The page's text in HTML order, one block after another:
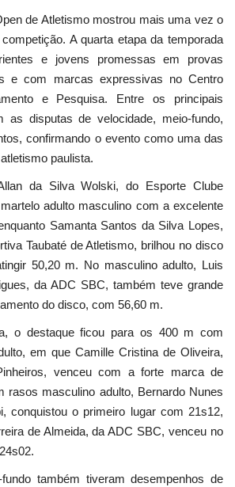
de Atletismo mostrou mais uma vez o
A quarta etapa da temporada
e jovens promessas em provas
e com marcas expressivas no Centro
e Pesquisa. Entre os principais
as disputas de velocidade, meio-fundo,
confirmando o evento como uma das
paulista.
da Silva Wolski, do Esporte Clube
adulto masculino com a excelente
Samanta Santos da Silva Lopes,
Taubaté de Atletismo, brilhou no disco
50,20 m. No masculino adulto, Luis
da ADC SBC, também teve grande
do disco, com 56,60 m.
o destaque ficou para os 400 m com
em que Camille Cristina de Oliveira,
venceu com a forte marca de
rasos masculino adulto, Bernardo Nunes
conquistou o primeiro lugar com 21s12,
de Almeida, da ADC SBC, venceu no
também tiveram desempenhos de